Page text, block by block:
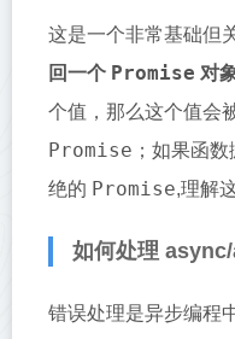
这是一个非常基础但
回一个 Promise 对
个值，那么这个值会
Promise ；如果函
绝的 Promise,理解
如何处理
错误处理是异步编程